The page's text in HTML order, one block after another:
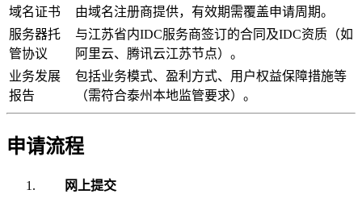
域名证书
由域名注册商提供，有效期需覆盖申请周期。
服务器托
管协议
与江苏省内IDC服务商签订的合同及IDC资质（如
阿里云、腾讯云江苏节点）。
业务发展
报告
包括业务模式、盈利方式、用户权益保障措施等
（需符合泰州本地监管要求）。
申请流程
网上提交